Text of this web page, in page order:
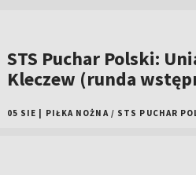
STS Puchar Polski:
Kleczew (runda
05 SIE PIŁKA NOŻNA / STS PUCHAR